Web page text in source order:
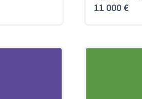
11 000 €